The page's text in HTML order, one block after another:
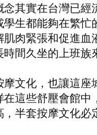
其實在台灣已經
學生都能夠在繁
肉緊張和促進血
間久坐的上班族
摩文化，也讓這
在這些舒壓會館
半套按摩文化必